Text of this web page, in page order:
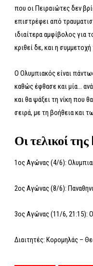
που οι Πειραιώτες δεν
επιστρέφει από
ιδιαίτερα αμφίβολος για
κριθεί δε, και η
Ο Ολυμπιακός είναι
καθώς έφθασε και μία…
και θα ψάξει τη νίκη που
σειρά, με τη βοήθεια και
Οι τελικοί
1ος Αγώνας (4/6):
2ος Αγώνας (8/6):
3ος Αγώνας (11/6, 21:15):
Διαιτητές: Κορομηλάς –